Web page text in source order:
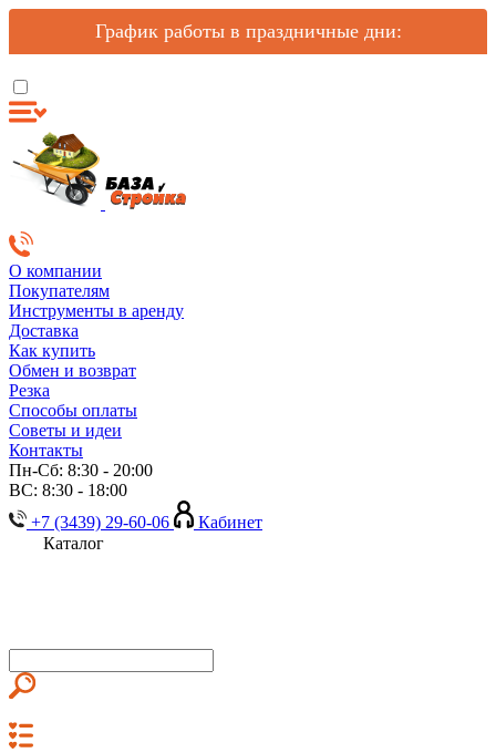
График работы в праздничные дни:
О компании
Покупателям
Инструменты в аренду
Доставка
Как купить
Обмен и возврат
Резка
Способы оплаты
Советы и идеи
Контакты
Пн-Сб: 8:30 - 20:00
ВС: 8:30 - 18:00
+7 (3439) 29-60-06
Кабинет
Каталог